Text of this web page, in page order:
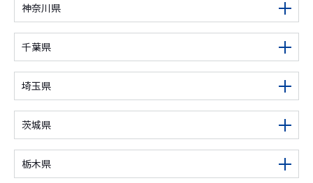
神奈川県
千葉県
埼玉県
茨城県
栃木県